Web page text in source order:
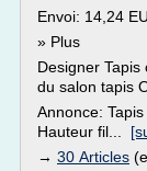
Envoi: 14,24
» Plus
Designer
du salon tapis
Annonce:
Hauteur fil...
→ 30 Articles